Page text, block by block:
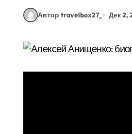
Автор travelbox27_ Дек 2,